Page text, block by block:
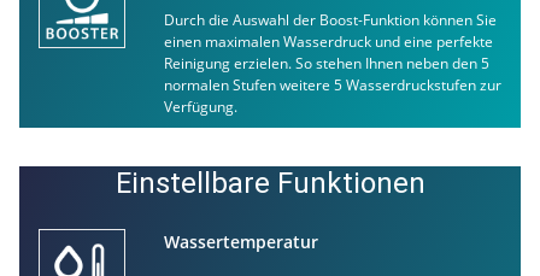
Durch die Auswahl der Boost-Funktion können Sie
einen maximalen Wasserdruck und eine perfekte
Reinigung erzielen. So stehen Ihnen neben den 5
normalen Stufen weitere 5 Wasserdruckstufen zur
Verfügung.
Einstellbare Funktionen
Wassertemperatur